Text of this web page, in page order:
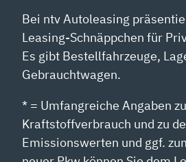
Bei ntv Autoleasing
Leasing-Schnäppchen für
Es gibt Bestellfahrzeuge,
Gebrauchtwagen.
* = Umfangreiche Angaben
Kraftstoffverbrauch und zu
Emissionswerten und ggf.